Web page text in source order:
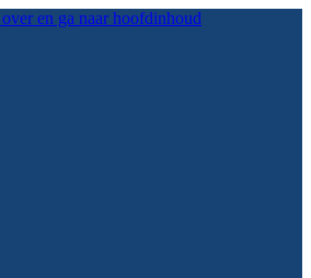
en ga naar hoofdinhoud